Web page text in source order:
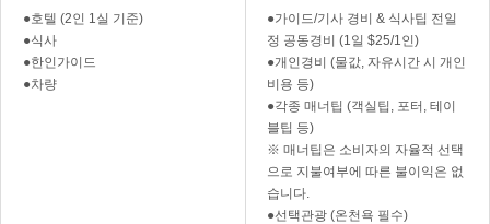
●호텔 (2인 1실 기준)
●식사
●한인가이드
●차량
●가이드/기사 경비 & 식사팁 전일
정 공동경비 (1일 $25/1인)
●개인경비 (물값, 자유시간 시 개인
비용 등)
●각종 매너팁 (객실팁, 포터, 테이
블팁 등)
※ 매너팁은 소비자의 자율적 선택
으로 지불여부에 따른 불이익은 없
습니다.
●선택관광 (온천욕 필수)